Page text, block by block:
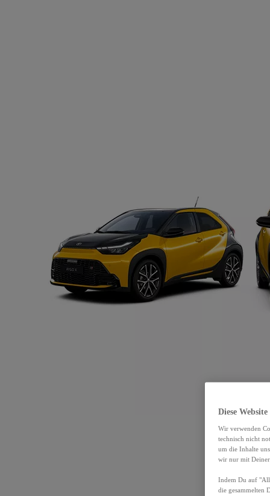
Diese
Wir verwenden
technisch nicht
um die Inhalte
wir nur mit
Indem Du auf
die gesammelten